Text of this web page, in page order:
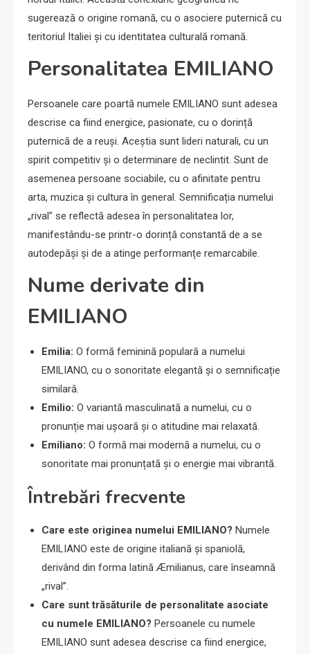
sugerează o origine romană, cu o asociere puternică cu
teritoriul Italiei și cu identitatea culturală romană.
Personalitatea EMILIANO
Persoanele care poartă numele EMILIANO sunt adesea
descrise ca fiind energice, pasionate, cu o dorință
puternică de a reuși. Aceștia sunt lideri naturali, cu un
spirit competitiv și o determinare de neclintit. Sunt de
asemenea persoane sociabile, cu o afinitate pentru
arta, muzica și cultura în general. Semnificația numelui
„rival” se reflectă adesea în personalitatea lor,
manifestându-se printr-o dorință constantă de a se
autodepăși și de a atinge performanțe remarcabile.
Nume derivate din
EMILIANO
Emilia: O formă feminină populară a numelui
EMILIANO, cu o sonoritate elegantă și o semnificație
similară.
Emilio: O variantă masculinată a numelui, cu o
pronunție mai ușoară și o atitudine mai relaxată.
Emiliano: O formă mai modernă a numelui, cu o
sonoritate mai pronunțată și o energie mai vibrantă.
Întrebări frecvente
Care este originea numelui EMILIANO? Numele
EMILIANO este de origine italiană și spaniolă,
derivând din forma latină Æmilianus, care înseamnă
„rival”.
Care sunt trăsăturile de personalitate asociate
cu numele EMILIANO? Persoanele cu numele
EMILIANO sunt adesea descrise ca fiind energice,